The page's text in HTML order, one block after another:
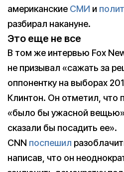
американские СМИ и
разбирал накануне.
Это еще не все
В том же интервью Fox
не призывал «сажать за
оппонентку на выборах
Клинтон. Он отметил, что
«было бы ужасной
сказали бы посадить ее».
CNN поспешил
написав, что он